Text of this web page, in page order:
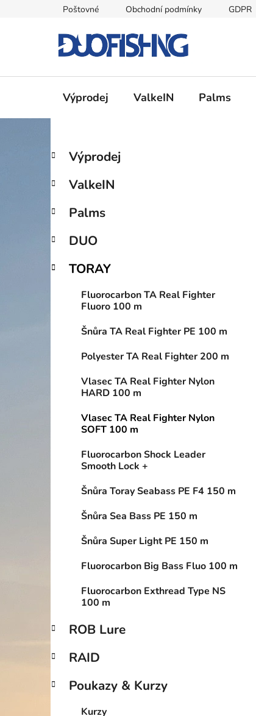
Poštovné Obchodní podmínky GDPR
Výprodej ValkeIN Palms
P
s
r
n
n
í
Přeskočit
kategorie
K
a
e
o
i
Výprodej
ValkeIN
Palms
DUO
TORAY
Fluorocarbon TA Real Fighter
Fluoro 100 m
Šnůra TA Real Fighter PE 100 m
Polyester TA Real Fighter 200 m
Vlasec TA Real Fighter Nylon
HARD 100 m
Vlasec TA Real Fighter Nylon
SOFT 100 m
Fluorocarbon Shock Leader
Smooth Lock +
Šnůra Toray Seabass PE F4 150 m
Šnůra Sea Bass PE 150 m
Šnůra Super Light PE 150 m
Fluorocarbon Big Bass Fluo 100 m
Fluorocarbon Exthread Type NS
100 m
ROB Lure
RAID
Poukazy & Kurzy
Kurzy